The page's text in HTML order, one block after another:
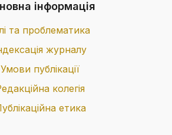
інформація
та проблематика
журналу
Умови публікації
колегія
етика